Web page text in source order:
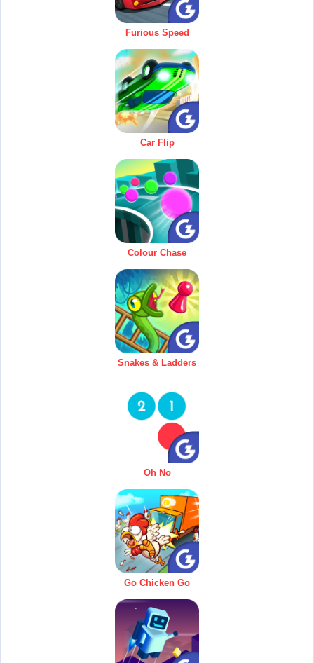
Furious Speed
Car Flip
Colour Chase
Snakes & Ladders
Oh No
Go Chicken Go